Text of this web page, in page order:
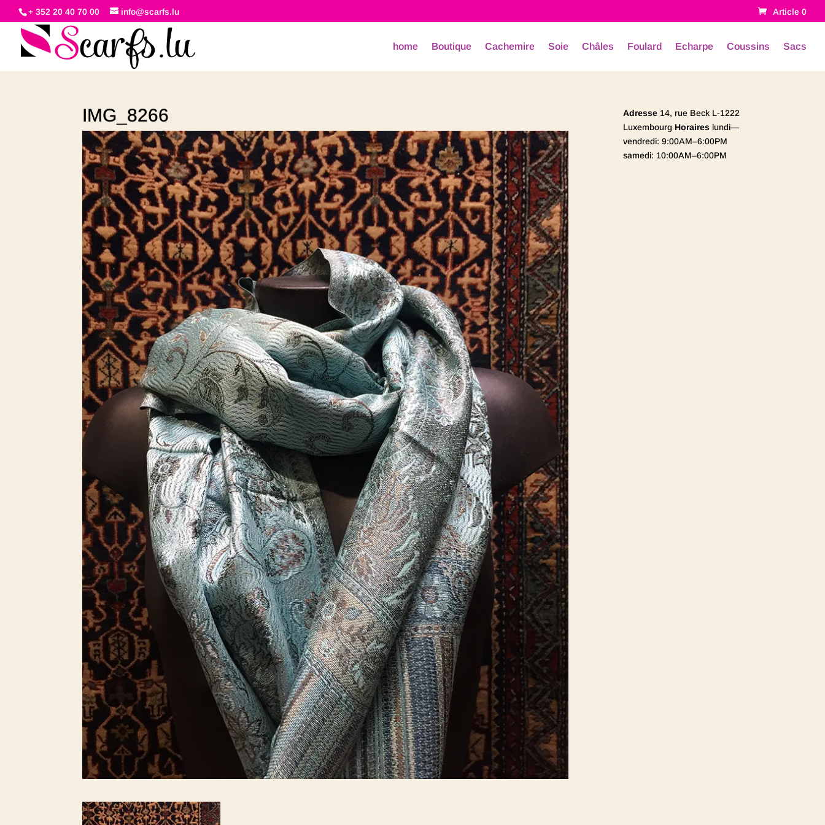
+ 352 20 40 70 00 info@scarfs.lu Article 0
home Boutique Cachemire Soie Châles Foulard Echarpe Coussins Sacs
IMG_8266 Adresse 14, rue Beck L-1222
Luxembourg Horaires lundi—
vendredi: 9:00AM–6:00PM
samedi: 10:00AM–6:00PM